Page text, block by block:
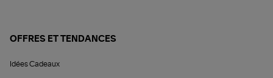
OFFRES ET TENDANCES
Idées Cadeaux